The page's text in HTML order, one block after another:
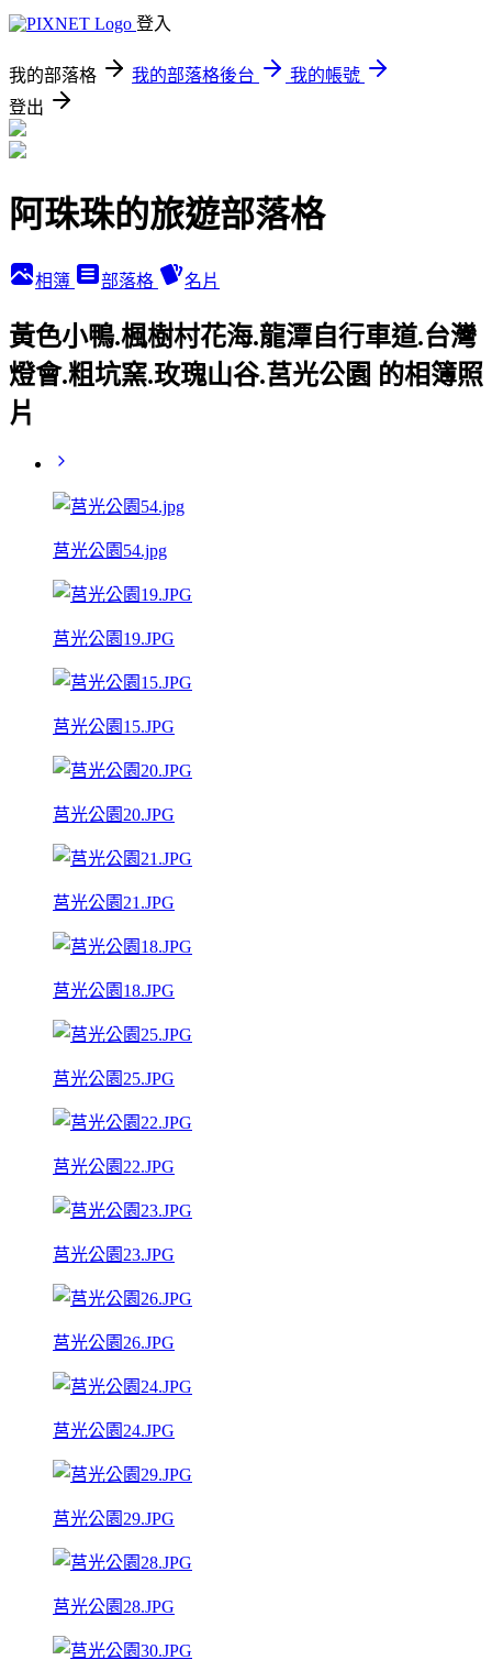
登入
我的部落格 我的部落格後台
我的帳號
登出
阿珠珠的旅遊部落格
相簿 部落格 名片
黃色小鴨.楓樹村花海.龍潭自行車道.台灣
燈會.粗坑窯.玫瑰山谷.莒光公園 的相簿照
片
莒光公園54.jpg
莒光公園19.JPG
莒光公園15.JPG
莒光公園20.JPG
莒光公園21.JPG
莒光公園18.JPG
莒光公園25.JPG
莒光公園22.JPG
莒光公園23.JPG
莒光公園26.JPG
莒光公園24.JPG
莒光公園29.JPG
莒光公園28.JPG